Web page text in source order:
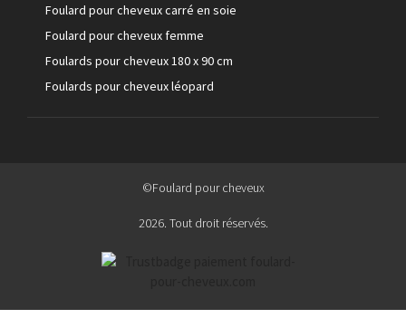
Foulard pour cheveux carré en soie
Foulard pour cheveux femme
Foulards pour cheveux 180 x 90 cm
Foulards pour cheveux léopard
©Foulard pour cheveux
2026. Tout droit réservés.